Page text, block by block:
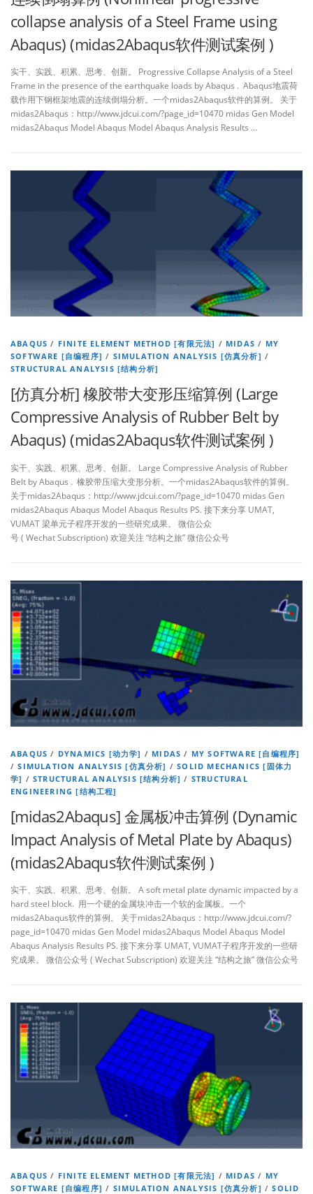
collapse analysis of a Steel Frame using
Abaqus) (midas2Abaqus软件测试案例 )
实干、实践、积累、思考、创新。 Progressive Collapse Analysis of a Steel
Frame in the presence of the earthquake loads by Abaqus . Abaqus地震荷
载作用下钢框架地震的连续倒塌分析。一个midas2Abaqus软件的算例。 关于
midas2Abaqus：http://www.jdcui.com/?page_id=10470 midas Gen Model
midas2Abaqus Model Abaqus Model Abaqus Analysis Results …
ABAQUS / FINITE ELEMENT METHOD [有限元法] / MIDAS / MY
SOFTWARE [自编程序] / SIMULATION ANALYSIS [仿真分析] /
STRUCTURAL ANALYSIS [结构分析]
[仿真分析] 橡胶带大变形压缩算例 (Large
Compressive Analysis of Rubber Belt by
Abaqus) (midas2Abaqus软件测试案例 )
实干、实践、积累、思考、创新。 Large Compressive Analysis of Rubber
Belt by Abaqus . 橡胶带压缩大变形分析。一个midas2Abaqus软件的算例。
关于midas2Abaqus：http://www.jdcui.com/?page_id=10470 midas Gen
midas2Abaqus Abaqus Model Abaqus Results PS. 接下来分享 UMAT,
VUMAT 梁单元子程序开发的一些研究成果。 微信公众
号 ( Wechat Subscription) 欢迎关注 “结构之旅” 微信公众号
ABAQUS / DYNAMICS [动力学] / MIDAS / MY SOFTWARE [自编程序]
/SIMULATION ANALYSIS [仿真分析] /SOLID MECHANICS [固体力
学] /STRUCTURAL ANALYSIS [结构分析] / STRUCTURAL
ENGINEERING [结构工程]
[midas2Abaqus] 金属板冲击算例 (Dynamic
Impact Analysis of Metal Plate by Abaqus)
(midas2Abaqus软件测试案例 )
实干、实践、积累、思考、创新。 A soft metal plate dynamic impacted by a
hard steel block. 用一个硬的金属块冲击一个软的金属板。一个
midas2Abaqus软件的算例。 关于midas2Abaqus：http://www.jdcui.com/?
page_id=10470 midas Gen Model midas2Abaqus Model Abaqus Model
Abaqus Analysis Results PS. 接下来分享 UMAT, VUMAT子程序开发的一些研
究成果。 微信公众号 ( Wechat Subscription) 欢迎关注 “结构之旅” 微信公众号
ABAQUS / FINITE ELEMENT METHOD [有限元法] / MIDAS / MY
SOFTWARE [自编程序] / SIMULATION ANALYSIS [仿真分析] /SOLID